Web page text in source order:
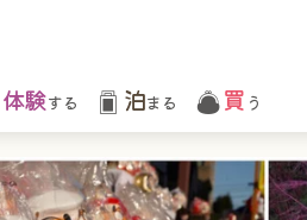
体験する 泊まる 買 う